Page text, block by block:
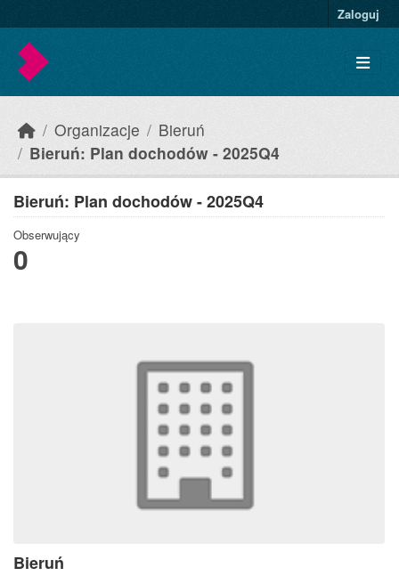
Zaloguj
Organizacje
Bieruń
Bieruń: Plan dochodów - 2025Q4
Bieruń: Plan dochodów - 2025Q4
Obserwujący
0
Bieruń